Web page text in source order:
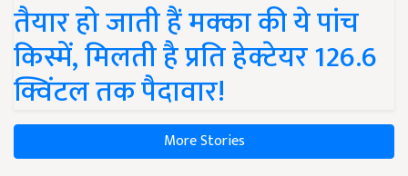
तैयार हो जाती हैं मक्का की ये पांच
किस्में, मिलती है प्रति हेक्टेयर 126.6
क्विंटल तक पैदावार!
More Stories